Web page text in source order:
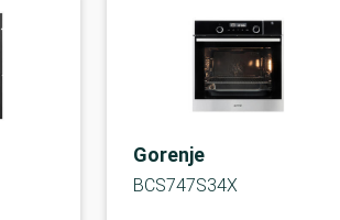
Gorenje
BCS747S34X